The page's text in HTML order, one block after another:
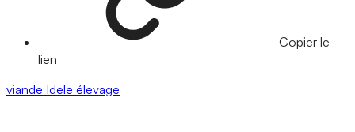
Copier le
lien
viande Idele élevage